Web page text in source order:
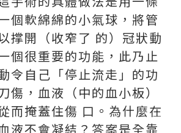
個軟綿綿的小氣球，將管
撑開（收窄了 的）冠狀動
個很重要的功能，此乃止
令自己「停止流走」的功
傷，血液（中的血小板）
而掩蓋住傷 口。為什麼在
液不會凝結？答案是全靠